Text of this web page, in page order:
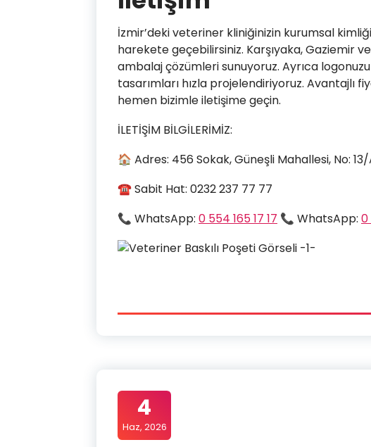
İzmir’deki veteriner kliniğinizin kurumsal
harekete geçebilirsiniz. Karşıyaka, Gaziemir
ambalaj çözümleri sunuyoruz. Ayrıca
tasarımları hızla projelendiriyoruz. Avantajlı
hemen bizimle iletişime geçin.
İLETİŞİM BİLGİLERİMİZ:
🏠 Adres: 456 Sokak, Güneşli Mahallesi, No:
☎ Sabit Hat: 0232 237 77 77
📞 WhatsApp: 0 554 165 17 17 📞 WhatsApp: 0
4
Haz, 2026